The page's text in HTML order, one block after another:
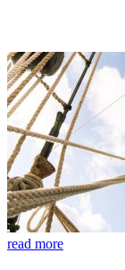
read more